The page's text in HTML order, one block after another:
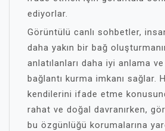
ediyorlar.
Görüntülü canlı sohbetler,
daha yakın bir bağ
anlatılanları daha iyi anlama
bağlantı kurma imkanı sağlar.
kendilerini ifade etme
rahat ve doğal davranırken,
bu özgünlüğü korumalarına